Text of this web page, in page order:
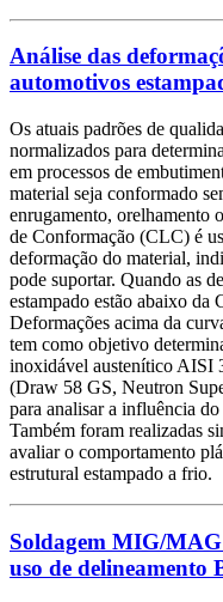
Análise das
automotivos
Os atuais padrões de
normalizados para
em processos de
material seja conformado
enrugamento, orelhamento
de Conformação (CLC) é
deformação do material,
pode suportar. Quando as
estampado estão abaixo da
Deformações acima da
tem como objetivo
inoxidável austenítico AISI
(Draw 58 GS, Neutron
para analisar a influência
Também foram realizadas
avaliar o comportamento
estrutural estampado a frio.
Soldagem MIG/MAG
uso de delineamento